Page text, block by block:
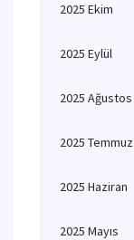
2025 Ekim
2025 Eylül
2025 Ağustos
2025 Temmuz
2025 Haziran
2025 Mayıs